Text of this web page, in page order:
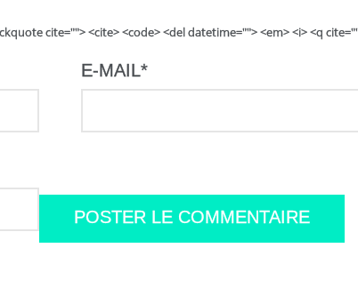
cite=""> <cite> <code> <del datetime=""> <em> <i> <q
E-MAIL*